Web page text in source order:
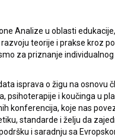
Analize u oblasti
teorije i prakse kroz
za priznanje
isprava o žigu na osnovu
psihoterapije i koučinga u
konferencija, koje nas
standarde i želju da
i saradnju sa